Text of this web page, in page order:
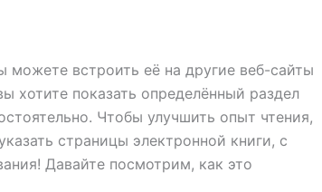
можете встроить её на другие веб-сайты
хотите показать определённый раздел
Чтобы улучшить опыт чтения,
страницы электронной книги, с
Давайте посмотрим, как это